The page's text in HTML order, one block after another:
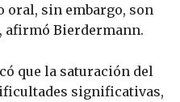
oral, sin embargo, son
afirmó Bierdermann.
que la saturación del
significativas,